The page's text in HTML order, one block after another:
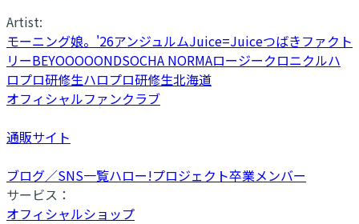
Artist:
モーニング娘。'26アンジュルムJuice=Juiceつばきファクト
リーBEYOOOOONDSOCHA NORMAロージークロニクルハ
ロプロ研修生ハロプロ研修生北海道
オフィシャルファンクラブ
通販サイト
ブログ／SNS一覧ハロー!プロジェクト卒業メンバー
サービス：
オフィシャルショップ